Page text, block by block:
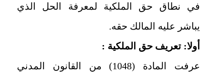
في نطاق حق الملكية لمعرفة الحل الذي
يباشر عليه المالك حقه.
أولا: تعريف حق الملكية :
عرفت المادة (1048) من القانون المدني